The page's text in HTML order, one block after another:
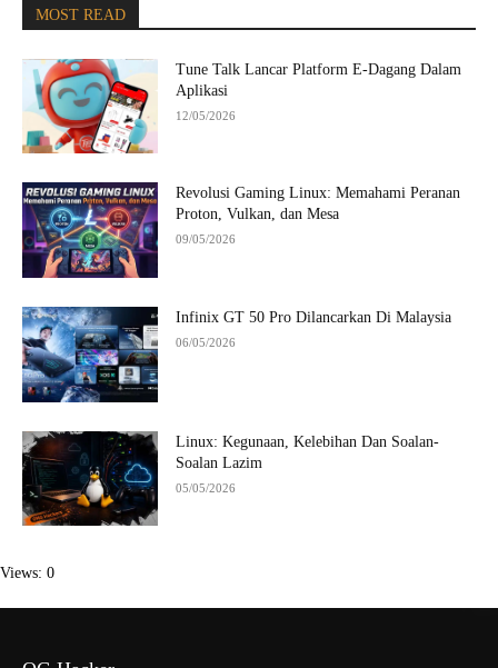
MOST READ
Tune Talk Lancar Platform E-Dagang Dalam
Aplikasi
12/05/2026
Revolusi Gaming Linux: Memahami Peranan
Proton, Vulkan, dan Mesa
09/05/2026
Infinix GT 50 Pro Dilancarkan Di Malaysia
06/05/2026
Linux: Kegunaan, Kelebihan Dan Soalan-
Soalan Lazim
05/05/2026
Views: 0